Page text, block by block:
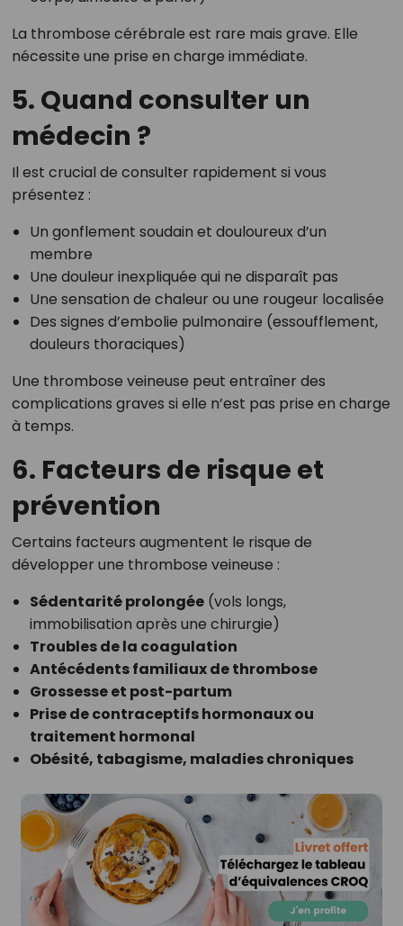
La thrombose cérébrale est rare mais grave. Elle
nécessite une prise en charge immédiate.
5. Quand consulter un
médecin ?
Il est crucial de consulter rapidement si vous
présentez :
Un gonflement soudain et douloureux d’un
membre
Une douleur inexpliquée qui ne disparaît pas
Une sensation de chaleur ou une rougeur localisée
Des signes d’embolie pulmonaire (essoufflement,
douleurs thoraciques)
Une thrombose veineuse peut entraîner des
complications graves si elle n’est pas prise en charge
à temps.
6. Facteurs de risque et
prévention
Certains facteurs augmentent le risque de
développer une thrombose veineuse :
Sédentarité prolongée(vols longs,
immobilisation après une chirurgie)
Troubles de la coagulation
Antécédents familiaux de thrombose
Grossesse et post-partum
Prise de contraceptifs hormonaux ou
traitement hormonal
Obésité, tabagisme, maladies chroniques